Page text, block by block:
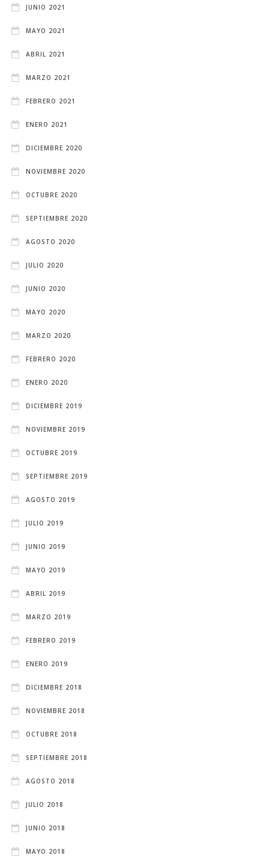
JUNIO 2021
MAYO 2021
ABRIL 2021
MARZO 2021
FEBRERO 2021
ENERO 2021
DICIEMBRE 2020
NOVIEMBRE 2020
OCTUBRE 2020
SEPTIEMBRE 2020
AGOSTO 2020
JULIO 2020
JUNIO 2020
MAYO 2020
MARZO 2020
FEBRERO 2020
ENERO 2020
DICIEMBRE 2019
NOVIEMBRE 2019
OCTUBRE 2019
SEPTIEMBRE 2019
AGOSTO 2019
JULIO 2019
JUNIO 2019
MAYO 2019
ABRIL 2019
MARZO 2019
FEBRERO 2019
ENERO 2019
DICIEMBRE 2018
NOVIEMBRE 2018
OCTUBRE 2018
SEPTIEMBRE 2018
AGOSTO 2018
JULIO 2018
JUNIO 2018
MAYO 2018